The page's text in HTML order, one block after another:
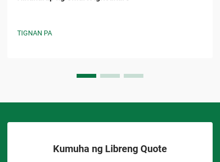
TIGNAN PA
Kumuha ng Libreng Quote